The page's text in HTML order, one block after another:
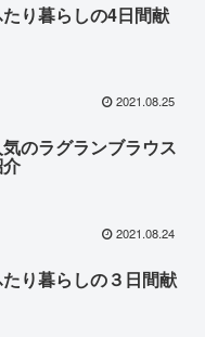
たり暮らしの4日間献
2021.08.25
気のラグランブラウス
2021.08.24
たり暮らしの３日間献